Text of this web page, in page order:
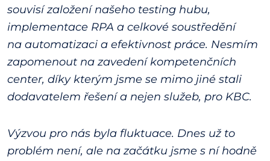
souvisí založení našeho testing hubu,
implementace RPA a celkové soustředění
na automatizaci a efektivnost práce. Nesmím
zapomenout na zavedení kompetenčních
center, díky kterým jsme se mimo jiné stali
dodavatelem řešení a nejen služeb, pro KBC.
Výzvou pro nás byla fluktuace. Dnes už to
problém není, ale na začátku jsme s ní hodně